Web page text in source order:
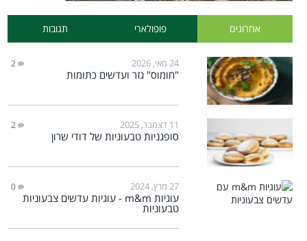
אחרונים פופולארי תגובות
24 מאי, 2026 2
"חומוס" גזר ועדשים כתומות
11 דצמבר, 2025 2
סופגניות טבעוניות של דודי שרון
27 מרץ, 2024 0
עוגיות m&m - עוגיות עדשים צבעוניות
טבעוניות